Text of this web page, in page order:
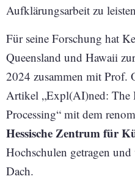
Aufklärungsarbeit zu
Für seine Forschung hat
Queensland und Hawaii
2024 zusammen mit Prof.
Artikel „Expl(AI)ned: The
Processing“ mit dem
Hessische Zentrum für
Hochschulen getragen
Dach.